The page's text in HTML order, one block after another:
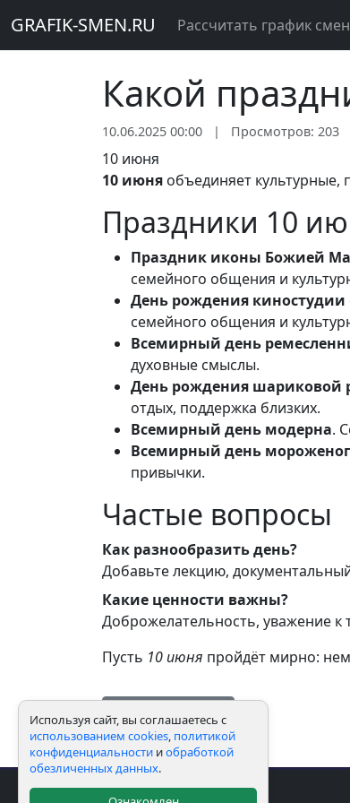
GRAFIK-SMEN.RU Рассчитать график
Какой
10.06.2025 00:00 | Просмотров: 203
10 июня
10 июня объединяет
Праздники 10
Праздник иконы Божией
семейного общения и
День рождения
семейного общения и
Всемирный день
духовные смыслы.
День рождения шариковой
отдых, поддержка близких.
Всемирный день модерна.
Всемирный день
привычки.
Частые вопросы
Как разнообразить день?
Добавьте лекцию,
Какие ценности важны?
Доброжелательность, уважение к
Пусть 10 июня пройдёт мирно:
Используя сайт, вы соглашаетесь с
использованием cookies, политикой
конфиденциальности иобработкой
обезличенных данных.